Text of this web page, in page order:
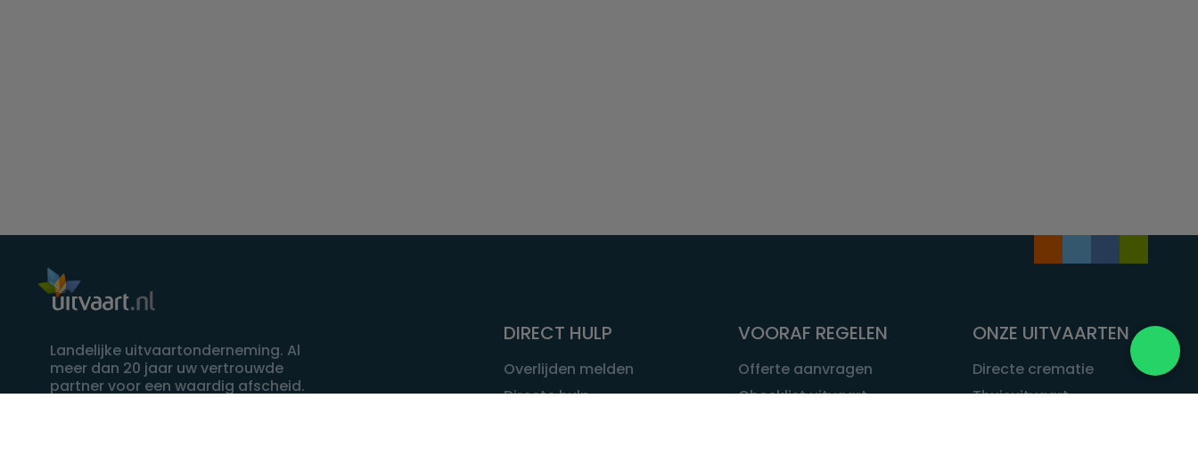
Landelijke uitvaartonderneming. Al
meer dan 20 jaar uw vertrouwde
partner voor een waardig afscheid.
DIRECT HULP
Overlijden melden
Directe hulp
VOORAF REGELEN
Offerte aanvragen
Checklist uitvaart
ONZE UITVAARTEN
Directe crematie
Thuisuitvaart